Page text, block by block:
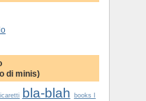
di minis)
bla-blah
books I